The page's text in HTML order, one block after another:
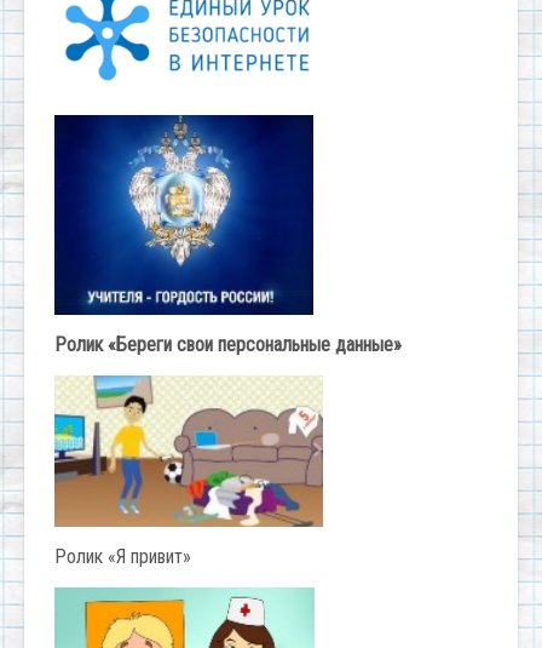
Ролик «Береги свои персональные данные»
Ролик «Я привит»